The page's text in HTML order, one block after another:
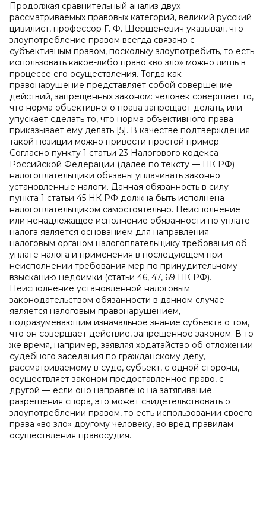
Продолжая сравнительный анализ двух
рассматриваемых правовых категорий, великий русский
цивилист, профессор Г. Ф. Шершеневич указывал, что
злоупотребление правом всегда связано с
субъективным правом, поскольку злоупотребить, то есть
использовать какое-либо право «во зло» можно лишь в
процессе его осуществления. Тогда как
правонарушение представляет собой совершение
действий, запрещенных законом: человек совершает то,
что норма объективного права запрещает делать, или
упускает сделать то, что норма объективного права
приказывает ему делать [5]. В качестве подтверждения
такой позиции можно привести простой пример.
Согласно пункту 1 статьи 23 Налогового кодекса
Российской Федерации (далее по тексту — НК РФ)
налогоплательщики обязаны уплачивать законно
установленные налоги. Данная обязанность в силу
пункта 1 статьи 45 НК РФ должна быть исполнена
налогоплательщиком самостоятельно. Неисполнение
или ненадлежащее исполнение обязанности по уплате
налога является основанием для направления
налоговым органом налогоплательщику требования об
уплате налога и применения в последующем при
неисполнении требования мер по принудительному
взысканию недоимки (статьи 46, 47, 69 НК РФ).
Неисполнение установленной налоговым
законодательством обязанности в данном случае
является налоговым правонарушением,
подразумевающим изначальное знание субъекта о том,
что он совершает действие, запрещенное законом. В то
же время, например, заявляя ходатайство об отложении
судебного заседания по гражданскому делу,
рассматриваемому в суде, субъект, с одной стороны,
осуществляет законом предоставленное право, с
другой — если оно направлено на затягивание
разрешения спора, это может свидетельствовать о
злоупотреблении правом, то есть использовании своего
права «во зло» другому человеку, во вред правилам
осуществления правосудия.